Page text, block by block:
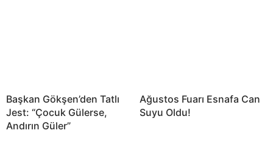
Başkan Gökşen’den Tatlı
Jest: “Çocuk Gülerse,
Andırın Güler”
Ağustos Fuarı Esnafa Can
Suyu Oldu!